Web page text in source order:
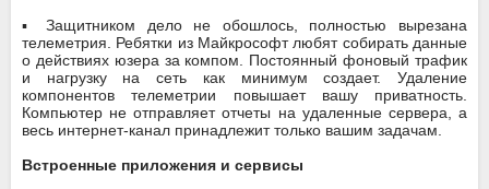
▪️ Защитником дело не обошлось, полностью вырезана
телеметрия. Ребятки из Майкрософт любят собирать данные
о действиях юзера за компом. Постоянный фоновый трафик
и нагрузку на сеть как минимум создает. Удаление
компонентов телеметрии повышает вашу приватность.
Компьютер не отправляет отчеты на удаленные сервера, а
весь интернет-канал принадлежит только вашим задачам.
Встроенные приложения и сервисы